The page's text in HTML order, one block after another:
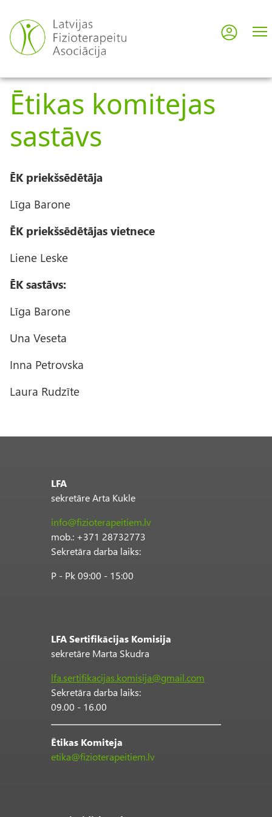
main
content
User
Log in
Ētikas komitejas
sastāvs
ĒK priekšsēdētāja
Līga Barone
ĒK priekšsēdētājas vietnece
Liene Leske
ĒK sastāvs:
Līga Barone
Una Veseta
Inna Petrovska
Laura Rudzīte
LFA
sekretāre Arta Kukle
info@fizioterapeitiem.lv
mob.: +371 28732773
Sekretāra darba laiks:
P - Pk 09:00 - 15:00
LFA Sertifikācijas Komisija
sekretāre Marta Skudra
lfa.sertifikacijas.komisija@gmail.com
Sekretāra darba laiks:
09.00 - 16.00
Ētikas Komiteja
etika@fizioterapeitiem.lv